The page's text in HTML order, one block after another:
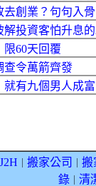
去創業？句句入
投資客怕升息的
60天回覆
令萬箭齊發
有九個男人成富
J2H 搬家公司 搬
錄｜ 清